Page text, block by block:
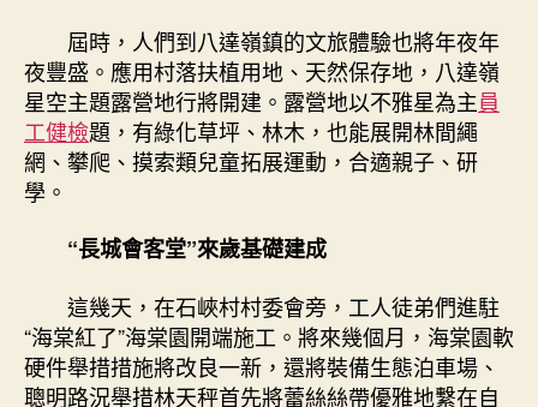
屆時，人們到八達嶺鎮的文旅體驗也將年夜年
夜豐盛。應用村落扶植用地、天然保存地，八達嶺
星空主題露營地行將開建。露營地以不雅星為主員
工健檢題，有綠化草坪、林木，也能展開林間繩
網、攀爬、摸索類兒童拓展運動，合適親子、研
學。
“長城會客堂”來歲基礎建成
這幾天，在石峽村村委會旁，工人徒弟們進駐
“海棠紅了”海棠園開端施工。將來幾個月，海棠園軟
硬件舉措措施將改良一新，還將裝備生態泊車場、
聰明路況舉措林天秤首先將蕾絲絲帶優雅地繫在自